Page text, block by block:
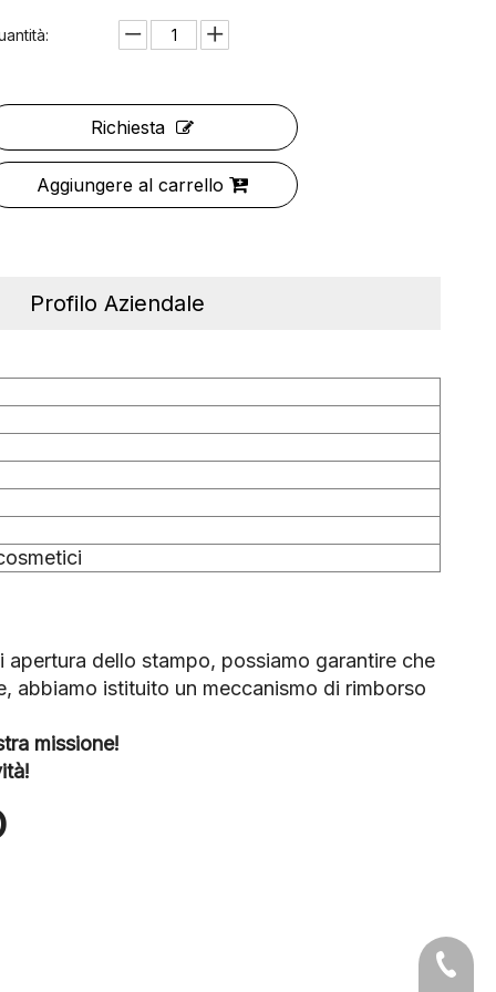
Richiesta
Aggiungere al carrello
Profilo Aziendale
dello stampo, possiamo garantire che
abbiamo istituito un meccanismo di rimborso
missione!
+86-